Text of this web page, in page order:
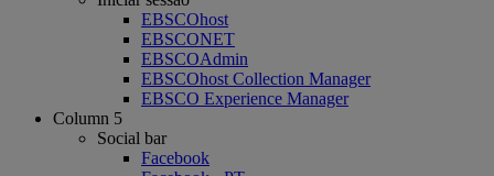
EBSCOhost
EBSCONET
EBSCOAdmin
EBSCOhost Collection Manager
EBSCO Experience Manager
Column 5
Social bar
Facebook